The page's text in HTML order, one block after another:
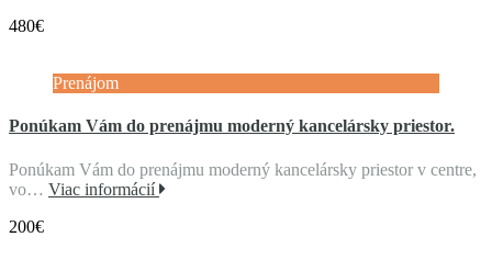
480€
Prenájom
Ponúkam Vám do prenájmu moderný kancelársky priestor.
Ponúkam Vám do prenájmu moderný kancelársky priestor v centre,
vo… Viac informácií
200€